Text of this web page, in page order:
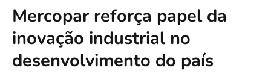
Mercopar reforça papel da
inovação industrial no
desenvolvimento do país